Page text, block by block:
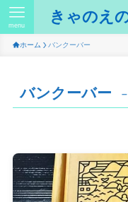
きゃのえ
menu
ホーム バンクーバー
バンクーバー